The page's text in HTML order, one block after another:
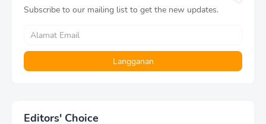
Subscribe to our mailing list to get the new updates.
Editors' Choice